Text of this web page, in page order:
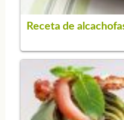
Receta de